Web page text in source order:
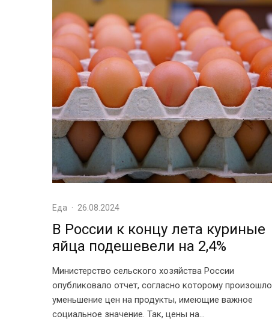
Еда · 26.08.2024
В России к концу лета куриные
яйца подешевели на 2,4%
Министерство сельского хозяйства России
опубликовало отчет, согласно которому произошло
уменьшение цен на продукты, имеющие важное
социальное значение. Так, цены на...